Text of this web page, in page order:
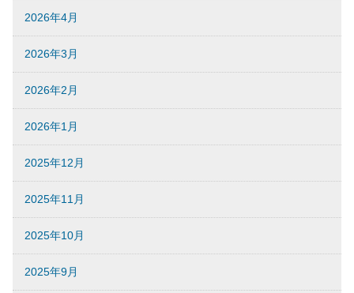
2026年4月
2026年3月
2026年2月
2026年1月
2025年12月
2025年11月
2025年10月
2025年9月